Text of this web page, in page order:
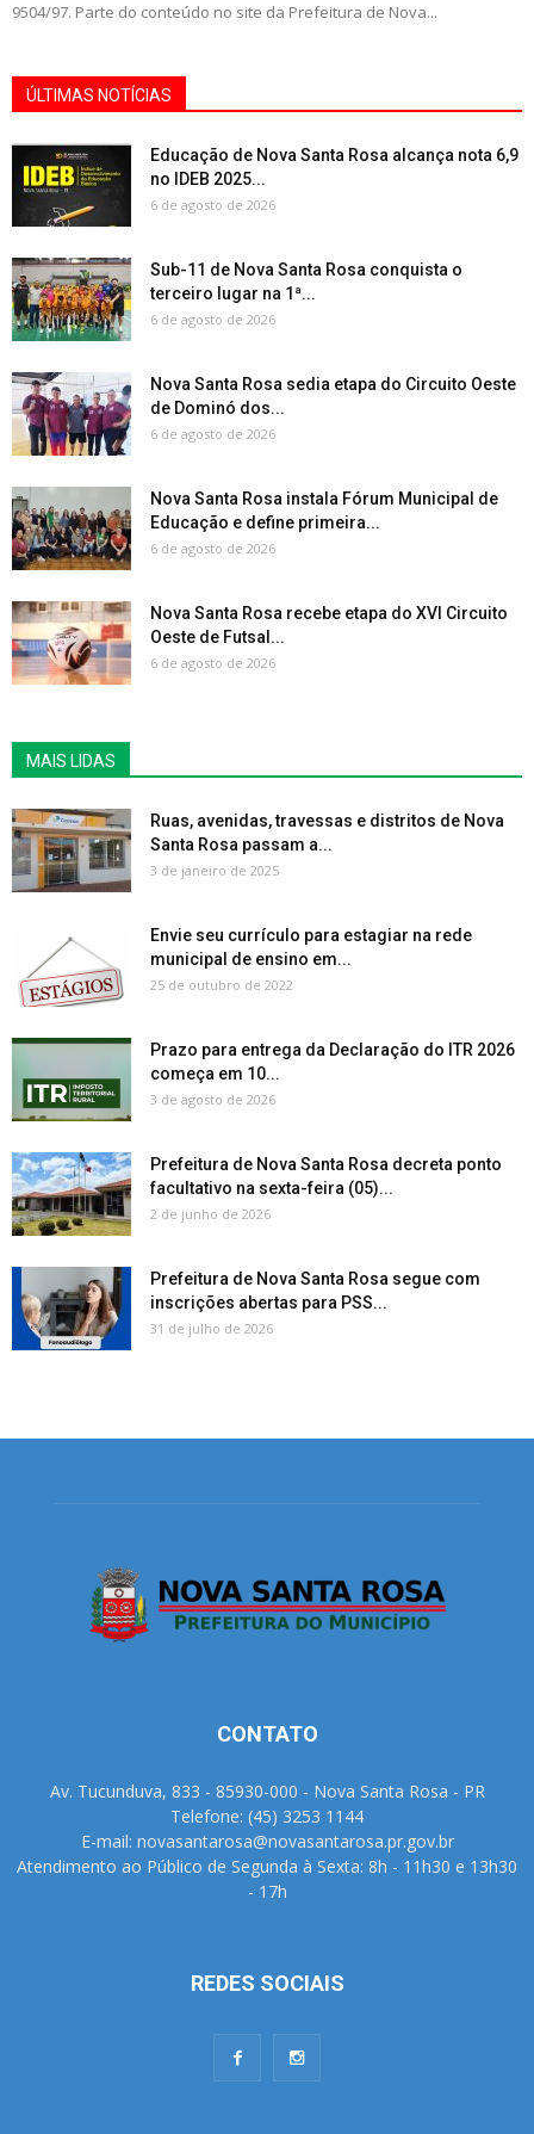
9504/97. Parte do conteúdo no site da Prefeitura de Nova...
ÚLTIMAS NOTÍCIAS
Educação de Nova Santa Rosa alcança nota 6,9
no IDEB 2025...
6 de agosto de 2026
Sub-11 de Nova Santa Rosa conquista o
terceiro lugar na 1ª...
6 de agosto de 2026
Nova Santa Rosa sedia etapa do Circuito Oeste
de Dominó dos...
6 de agosto de 2026
Nova Santa Rosa instala Fórum Municipal de
Educação e define primeira...
6 de agosto de 2026
Nova Santa Rosa recebe etapa do XVI Circuito
Oeste de Futsal...
6 de agosto de 2026
MAIS LIDAS
Ruas, avenidas, travessas e distritos de Nova
Santa Rosa passam a...
3 de janeiro de 2025
Envie seu currículo para estagiar na rede
municipal de ensino em...
25 de outubro de 2022
Prazo para entrega da Declaração do ITR 2026
começa em 10...
3 de agosto de 2026
Prefeitura de Nova Santa Rosa decreta ponto
facultativo na sexta-feira (05)...
2 de junho de 2026
Prefeitura de Nova Santa Rosa segue com
inscrições abertas para PSS...
31 de julho de 2026
CONTATO
Av. Tucunduva, 833 - 85930-000 - Nova Santa Rosa - PR
Telefone: (45) 3253 1144
E-mail: novasantarosa@novasantarosa.pr.gov.br
Atendimento ao Público de Segunda à Sexta: 8h - 11h30 e 13h30
- 17h
REDES SOCIAIS